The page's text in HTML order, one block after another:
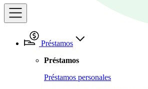
Préstamos
Préstamos
Préstamos personales